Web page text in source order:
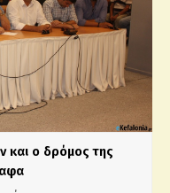
και ο δρόμος της